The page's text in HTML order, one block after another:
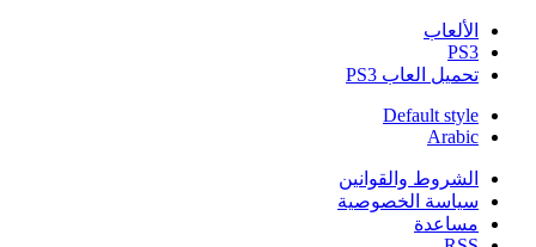
الألعاب
PS3
تحميل العاب PS3
Default style
Arabic
الشروط والقوانين
سياسة الخصوصية
مساعدة